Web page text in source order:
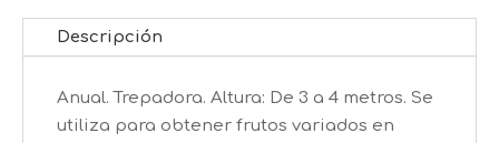
Descripción
Anual. Trepadora. Altura: De 3 a 4 metros. Se
utiliza para obtener frutos variados en